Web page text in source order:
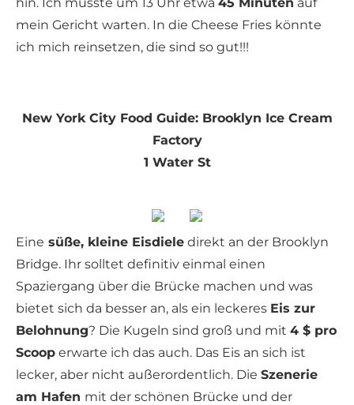
mein Gericht warten. In die Cheese Fries könnte
ich mich reinsetzen, die sind so gut!!!
New York City Food Guide: Brooklyn Ice Cream
Factory
1 Water St
Eine süße, kleine Eisdiele direkt an der Brooklyn
Bridge. Ihr solltet definitiv einmal einen
Spaziergang über die Brücke machen und was
bietet sich da besser an, als ein leckeres Eis zur
Belohnung? Die Kugeln sind groß und mit 4 $ pro
Scoop erwarte ich das auch. Das Eis an sich ist
lecker, aber nicht außerordentlich. Die Szenerie
am Hafen mit der schönen Brücke und der